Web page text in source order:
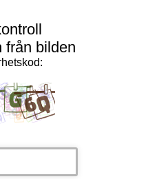
från bilden